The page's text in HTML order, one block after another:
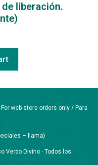
liberación.
- For web-store orders only / Para
– llama)
Verbo Divino - Todos los